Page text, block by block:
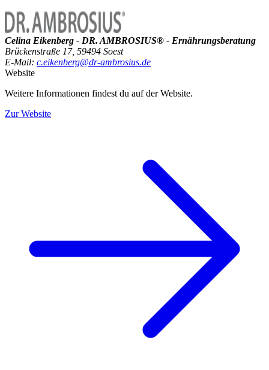
Celina Eikenberg - DR. AMBROSIUS® - Ernährungsberatung
Brückenstraße 17, 59494 Soest
E-Mail: c.eikenberg@dr-ambrosius.de
Website
Weitere Informationen findest du auf der Website.
Zur Website